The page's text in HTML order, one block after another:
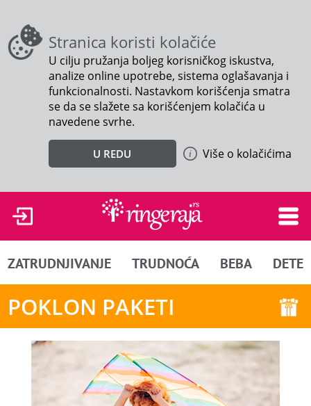
Stranica koristi kolačiće
U cilju pružanja boljeg korisničkog iskustva,
analize online upotrebe, sistema oglašavanja i
funkcionalnosti. Nastavkom korišćenja smatra
se da se slažete sa korišćenjem kolačića u
navedene svrhe.
U REDU Više o kolačićima
ZATRUDNJIVANJE TRUDNOĆA BEBA DETE
POKLON PAKETI